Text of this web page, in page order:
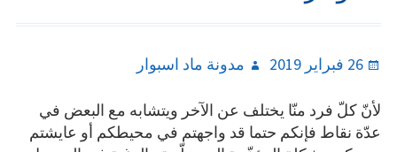
Posted
26 فبراير 2019 Author
مدونة ماد اسبوار
لأنّ كلّ فرد منّا يختلف عن الآخر ويتشابه مع البعض في
عدّة نقاط فإنكم حتما قد واجهتم في محيطكم أو عايشتم